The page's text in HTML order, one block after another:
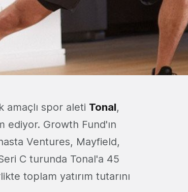
amaçlı spor aleti Tonal,
ediyor. Growth Fund'ın
Ventures, Mayfield,
C turunda Tonal'a 45
toplam yatırım tutarını